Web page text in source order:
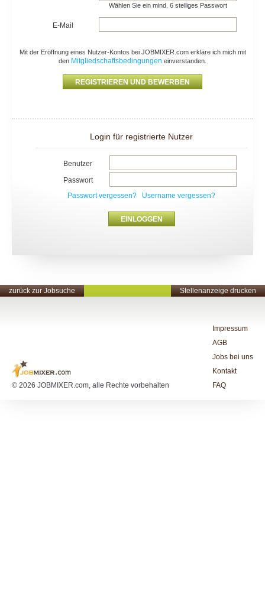
Wählen Sie ein mind. 6 stelliges Passwort
E-Mail
Mit der Eröffnung eines Nutzer-Kontos bei JOBMIXER.com erkläre ich mich mit
den Mitgliedschaftsbedingungen einverstanden.
Login für registrierte Nutzer
Benutzer
Passwort
Passwort vergessen?
Username vergessen?
zurück zur Jobsuche Stellenanzeige drucken
© 2026 JOBMIXER.com, alle Rechte vorbehalten
Impressum
AGB
Jobs bei uns
Kontakt
FAQ